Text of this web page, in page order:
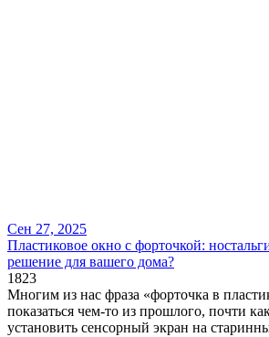
Сен 27, 2025
​Пластиковое окно с форточкой:
решение для вашего дома?
1823
Многим из нас фраза «форточка в
показаться чем-то из прошлого, почти
установить сенсорный экран на